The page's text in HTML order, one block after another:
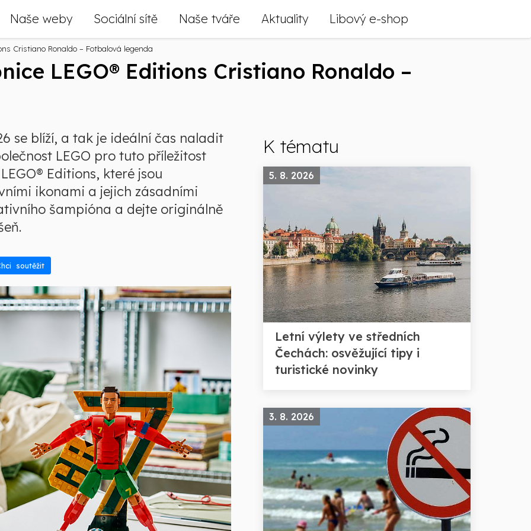
Naše weby Sociální sítě Naše tváře Aktuality Libový e-shop
Cristiano Ronaldo – Fotbalová legenda
LEGO® Editions Cristiano Ronaldo –
se blíží, a tak je ideální čas naladit
LEGO pro tuto příležitost
Editions, které jsou
ikonami a jejich zásadními
šampióna a dejte originálně
soutěžit
K tématu
5. 8. 2026
Letní výlety ve středních
Čechách: osvěžující tipy i
turistické novinky
3. 8. 2026